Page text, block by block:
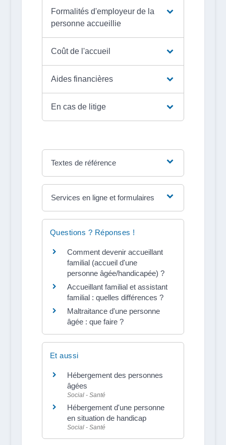
Formalités d'employeur de la
personne accueillie
Coût de l'accueil
Aides financières
En cas de litige
Textes de référence
Services en ligne et formulaires
Questions ? Réponses !
Comment devenir accueillant
familial (accueil d'une
personne âgée/handicapée) ?
Accueillant familial et assistant
familial : quelles différences ?
Maltraitance d'une personne
âgée : que faire ?
Et aussi
Hébergement des personnes
âgées
Social - Santé
Hébergement d'une personne
en situation de handicap
Social - Santé